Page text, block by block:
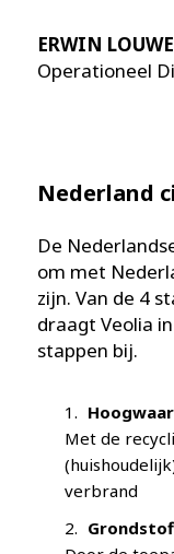
ERWIN
Operationeel
Nederland
De
om met
zijn. Van de 4
draagt Veolia
stappen bij.
Met de
verbrand